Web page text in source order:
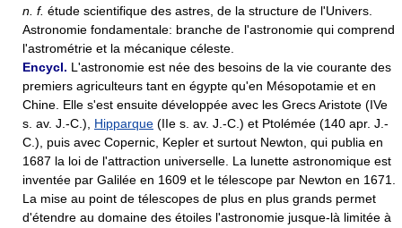
n. f. étude scientifique des astres, de la structure de l'Univers.
Astronomie fondamentale: branche de l'astronomie qui comprend
l'astrométrie et la mécanique céleste.
Encycl. L'astronomie est née des besoins de la vie courante des
premiers agriculteurs tant en égypte qu'en Mésopotamie et en
Chine. Elle s'est ensuite développée avec les Grecs Aristote (IVe
s. av. J.-C.), Hipparque (IIe s. av. J.-C.) et Ptolémée (140 apr. J.-
C.), puis avec Copernic, Kepler et surtout Newton, qui publia en
1687 la loi de l'attraction universelle. La lunette astronomique est
inventée par Galilée en 1609 et le télescope par Newton en 1671.
La mise au point de télescopes de plus en plus grands permet
d'étendre au domaine des étoiles l'astronomie jusque-là limitée à